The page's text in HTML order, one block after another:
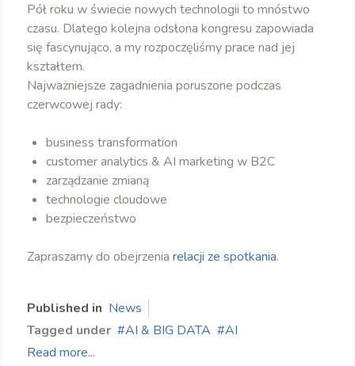
Pół roku w świecie nowych technologii to mnóstwo
czasu. Dlatego kolejna odsłona kongresu zapowiada
się fascynująco, a my rozpoczęliśmy prace nad jej
kształtem.
Najważniejsze zagadnienia poruszone podczas
czerwcowej rady:
business transformation
customer analytics & AI marketing w B2C
zarządzanie zmianą
technologie cloudowe
bezpieczeństwo
Zapraszamy do obejrzenia relacji ze spotkania.
Published in News
Tagged under
AI & BIG DATA
AI
Read more...